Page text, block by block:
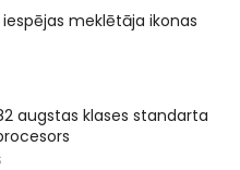
meklētāja ikonas
augstas klases standarta